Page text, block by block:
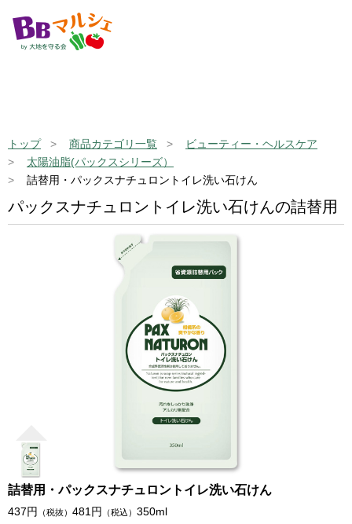
トップ 商品カテゴリ一覧
ビューティー・ヘルスケア
太陽油脂(パックスシリーズ）
詰替用・パックスナチュロントイレ洗い石けん
パックスナチュロントイレ洗い石けんの詰替用
詰替用・パックスナチュロントイレ洗い石けん
437円 （税抜） 481 円 （税込） 350ml